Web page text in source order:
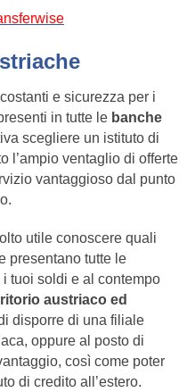
e sicurezza per i
in tutte le banche
scegliere un istituto di
l’ampio ventaglio di offerte
vantaggioso dal punto
utile conoscere quali
presentano tutte le
tuoi soldi e al contempo
austriaco ed
disporre di una filiale
oppure al posto di
così come poter
di credito all’estero.